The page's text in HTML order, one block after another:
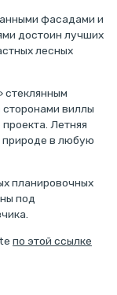
фасадами и
достоин лучших
лесных
стеклянным
виллы
Летняя
природе в любую
планировочных
под
по этой ссылке